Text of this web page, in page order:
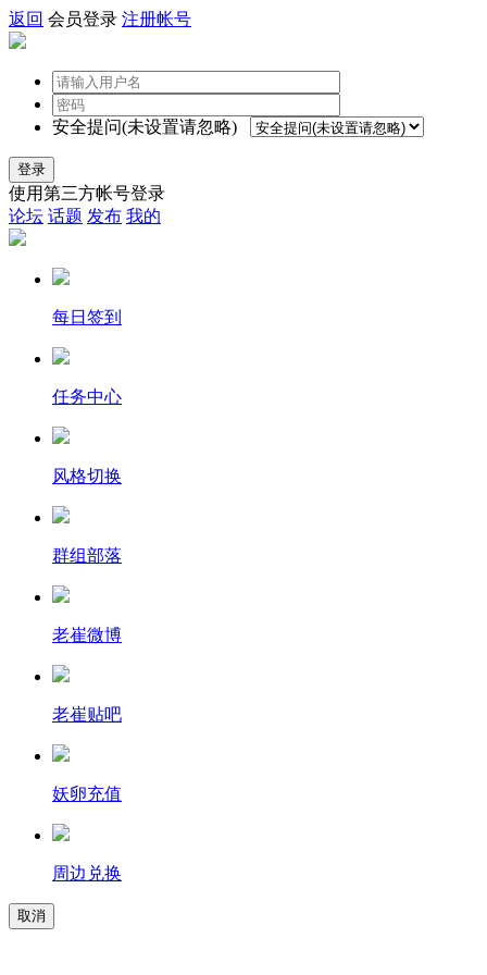
返回 会员登录 注册帐号
安全提问(未设置请忽略)
登录
使用第三方帐号登录
论坛 话题 发布 我的
每日签到
任务中心
风格切换
群组部落
老崔微博
老崔贴吧
妖卵充值
周边兑换
取消